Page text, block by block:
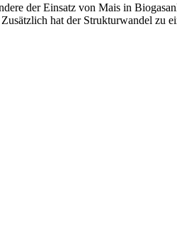
der Einsatz von Mais in
hat der Strukturwandel